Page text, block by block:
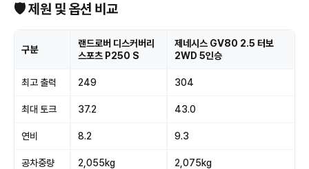
🛡 제원 및 옵션 비교
구분
랜드로버 디스커버리
스포츠 P250 S
제네시스 GV80 2.5 터보
2WD 5인승
최고 출력 249 304
최대 토크 37.2 43.0
연비 8.2 9.3
공차중량 2,055kg 2,075kg